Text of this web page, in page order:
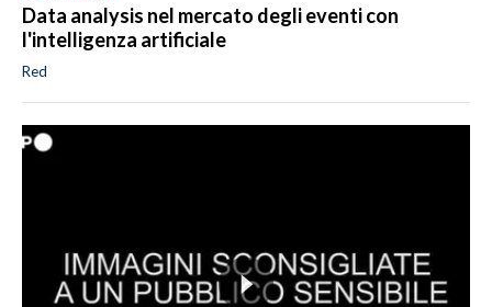
Data analysis nel mercato degli eventi con
l'intelligenza artificiale
Red